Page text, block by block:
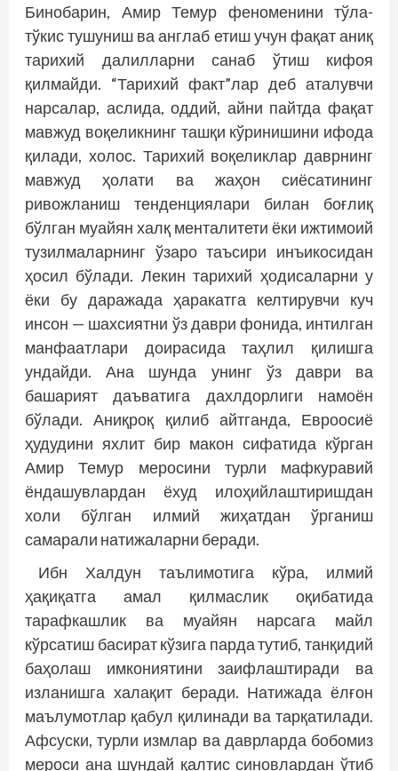
Бинобарин, Амир Темур феноменини тўла-
тўкис тушуниш ва англаб етиш учун фақат аниқ
тарихий далилларни санаб ўтиш кифоя
қилмайди. “Тарихий факт”лар деб аталувчи
нарсалар, аслида, оддий, айни пайтда фақат
мавжуд воқеликнинг ташқи кўринишини ифода
қилади, холос. Тарихий воқеликлар даврнинг
мавжуд ҳолати ва жаҳон сиёсатининг
ривожланиш тенденциялари билан боғлиқ
бўлган муайян халқ менталитети ёки ижтимоий
тузилмаларнинг ўзаро таъсири инъикосидан
ҳосил бўлади. Лекин тарихий ҳодисаларни у
ёки бу даражада ҳаракатга келтирувчи куч
инсон — шахсиятни ўз даври фонида, интилган
манфаатлари доирасида таҳлил қилишга
ундайди. Ана шунда унинг ўз даври ва
башарият даъватига дахлдорлиги намоён
бўлади. Аниқроқ қилиб айтганда, Евроосиё
ҳудудини яхлит бир макон сифатида кўрган
Амир Темур меросини турли мафкуравий
ёндашувлардан ёхуд илоҳийлаштиришдан
холи бўлган илмий жиҳатдан ўрганиш
самарали натижаларни беради.
Ибн Халдун таълимотига кўра, илмий
ҳақиқатга амал қилмаслик оқибатида
тарафкашлик ва муайян нарсага майл
кўрсатиш басират кўзига парда тутиб, танқидий
баҳолаш имкониятини заифлаштиради ва
изланишга халақит беради. Натижада ёлғон
маълумотлар қабул қилинади ва тарқатилади.
Афсуски, турли измлар ва даврларда бобомиз
мероси ана шундай қалтис синовлардан ўтиб